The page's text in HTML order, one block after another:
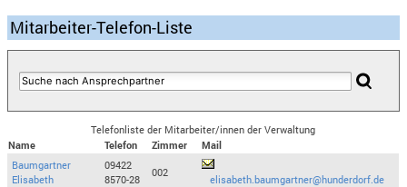
Mitarbeiter-Telefon-Liste
Telefonliste der Mitarbeiter/innen der Verwaltung
Name
Telefon Zimmer
Mail
Baumgartner
Elisabeth
09422
8570-28
002
elisabeth.baumgartner@hunderdorf.de